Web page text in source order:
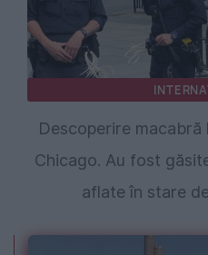
Descoperire
Chicago. Au fost
aflate în stare